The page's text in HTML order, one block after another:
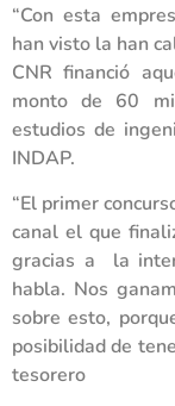
“Con esta
han visto la han
CNR financió
monto de 60
estudios de
INDAP.
“El primer
canal el que
gracias a la
habla. Nos
sobre esto,
posibilidad de
tesorero